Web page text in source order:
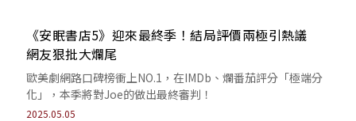
《安眠書店5》迎來最終季！結局評價兩極引熱議
網友狠批大爛尾
歐美劇網路口碑榜衝上NO.1，在IMDb、爛番茄評分「極端分
化」，本季將對Joe的做出最終審判！
2025.05.05